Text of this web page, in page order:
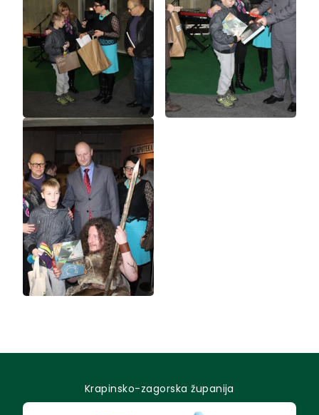
Krapinsko-zagorska županija